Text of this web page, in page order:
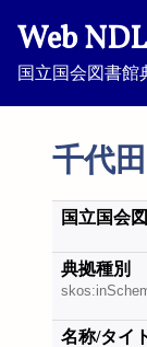
Web
国立国会図書館
千代
国立国会
典拠種別
名称/タイ